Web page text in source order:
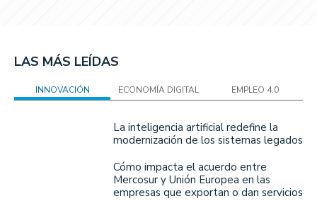
LAS MÁS LEÍDAS
INNOVACIÓN ECONOMÍA DIGITAL EMPLEO 4.0
La inteligencia artificial redefine la
modernización de los sistemas legados
Cómo impacta el acuerdo entre
Mercosur y Unión Europea en las
empresas que exportan o dan servicios